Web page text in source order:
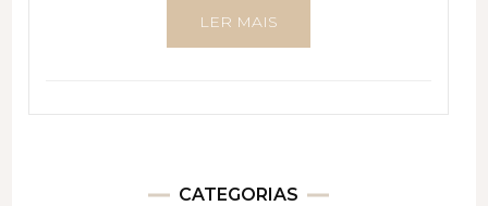
LER MAIS
CATEGORIAS